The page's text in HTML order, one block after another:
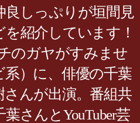
良しっぷりが垣間見
紹介しています！
のガヤがすみませ
）に、俳優の千葉
んが出演。番組共
さんとYouTuber芸